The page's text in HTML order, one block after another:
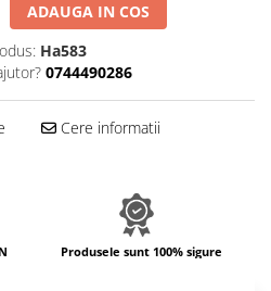
ADAUGA IN COS
Ha583
0744490286
Cere informatii
Produsele sunt 100% sigure